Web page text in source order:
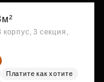
3 секция,
Платите как хотите